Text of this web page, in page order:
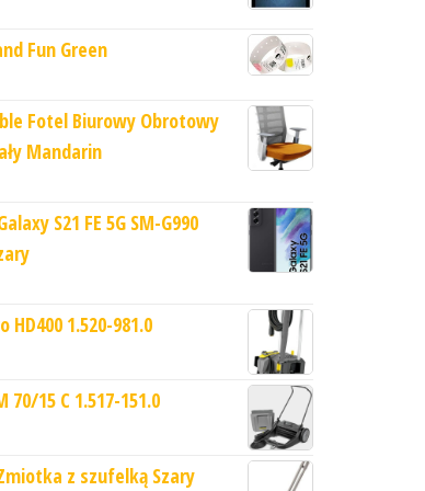
Fun Green
Fotel Biurowy Obrotowy
Mandarin
S21 FE 5G SM-G990
HD400 1.520-981.0
70/15 C 1.517-151.0
z szufelką Szary